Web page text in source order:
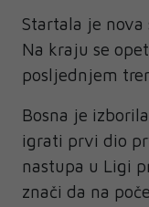
Startala je nova
Na kraju se
posljednjem
Bosna je
igrati prvi dio
nastupa u Ligi
znači da na